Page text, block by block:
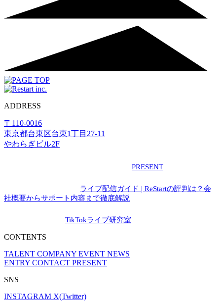
ADDRESS
〒110-0016
東京都台東区台東1丁目27-11
やわらぎビル2F
PRESENT
ライブ配信ガイド | ReStartの評判は？会
社概要からサポート内容まで徹底解説
TikTokライブ研究室
CONTENTS
TALENT COMPANY EVENT NEWS
ENTRY CONTACT PRESENT
SNS
INSTAGRAM X(Twitter)